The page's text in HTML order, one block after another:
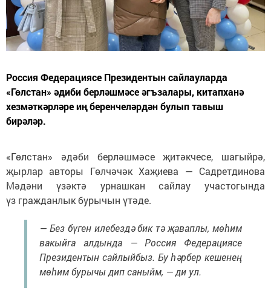
Россия Федерациясе Президентын сайлауларда
«Гөлстан» әдиби берләшмәсе әгъзалары, китапханә
хезмәткәрләре иң беренчеләрдән булып тавыш
бирәләр.
«Гөлстан» әдәби берләшмәсе җитәкчесе, шагыйрә,
җырлар авторы Гөлчәчәк Хаҗиева — Садретдинова
Мәдәни үзәктә урнашкан сайлау участогында
үз гражданлык бурычын үтәде.
— Без бүген илебездә бик тә җаваплы, мөһим
вакыйга алдында — Россия Федерациясе
Президентын сайлыйбыз. Бу һәрбер кешенең
мөһим бурычы дип саныйм, — ди ул.